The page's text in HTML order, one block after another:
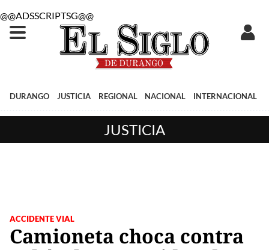
@@ADSSCRIPTSG@@
DURANGO JUSTICIA REGIONAL NACIONAL INTERNACIONAL
JUSTICIA
ACCIDENTE VIAL
Camioneta choca contra